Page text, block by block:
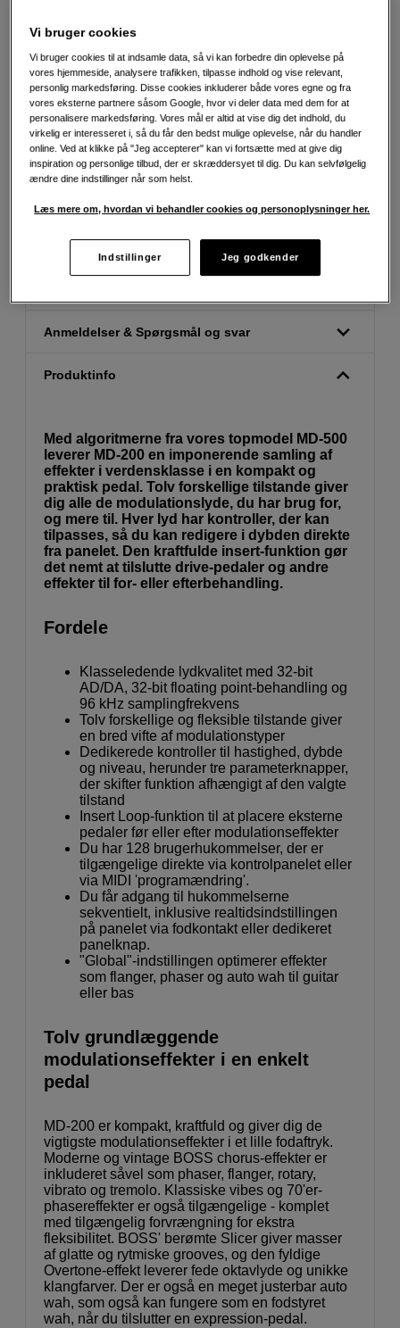
Fri fragt ved køb over 500 kr.
30 dages returret
Anmeldelser & Spørgsmål og svar
Produktinfo
Med algoritmerne fra vores topmodel MD-500
leverer MD-200 en imponerende samling af
effekter i verdensklasse i en kompakt og
praktisk pedal. Tolv forskellige tilstande giver
dig alle de modulationslyde, du har brug for,
og mere til. Hver lyd har kontroller, der kan
tilpasses, så du kan redigere i dybden direkte
fra panelet. Den kraftfulde insert-funktion gør
det nemt at tilslutte drive-pedaler og andre
effekter til for- eller efterbehandling.
Fordele
Klasseledende lydkvalitet med 32-bit
AD/DA, 32-bit floating point-behandling og
96 kHz samplingfrekvens
Tolv forskellige og fleksible tilstande giver
en bred vifte af modulationstyper
Dedikerede kontroller til hastighed, dybde
og niveau, herunder tre parameterknapper,
der skifter funktion afhængigt af den valgte
tilstand
Insert Loop-funktion til at placere eksterne
pedaler før eller efter modulationseffekter
Du har 128 brugerhukommelser, der er
tilgængelige direkte via kontrolpanelet eller
via MIDI 'programændring'.
Du får adgang til hukommelserne
sekventielt, inklusive realtidsindstillingen
på panelet via fodkontakt eller dedikeret
panelknap.
"Global"-indstillingen optimerer effekter
som flanger, phaser og auto wah til guitar
eller bas
Tolv grundlæggende
modulationseffekter i en enkelt
pedal
MD-200 er kompakt, kraftfuld og giver dig de
vigtigste modulationseffekter i et lille fodaftryk.
Moderne og vintage BOSS chorus-effekter er
inkluderet såvel som phaser, flanger, rotary,
vibrato og tremolo. Klassiske vibes og 70'er-
phasereffekter er også tilgængelige - komplet
med tilgængelig forvrængning for ekstra
fleksibilitet. BOSS' berømte Slicer giver masser
af glatte og rytmiske grooves, og den fyldige
Overtone-effekt leverer fede oktavlyde og unikke
klangfarver. Der er også en meget justerbar auto
wah, som også kan fungere som en fodstyret
wah, når du tilslutter en expression-pedal.
Vi bruger cookies
Vi bruger cookies til at indsamle data, så vi kan forbedre din oplevelse på
vores hjemmeside, analysere trafikken, tilpasse indhold og vise relevant,
personlig markedsføring. Disse cookies inkluderer både vores egne og fra
vores eksterne partnere såsom Google, hvor vi deler data med dem for at
personalisere markedsføring. Vores mål er altid at vise dig det indhold, du
virkelig er interesseret i, så du får den bedst mulige oplevelse, når du handler
online. Ved at klikke på "Jeg accepterer" kan vi fortsætte med at give dig
inspiration og personlige tilbud, der er skræddersyet til dig. Du kan selvfølgelig
ændre dine indstillinger når som helst.
Læs mere om, hvordan vi behandler cookies og personoplysninger her.
Indstillinger Jeg godkender